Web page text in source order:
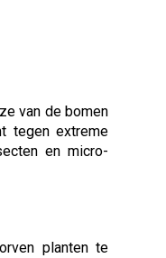
van de bomen
tegen extreme
en micro-
planten te